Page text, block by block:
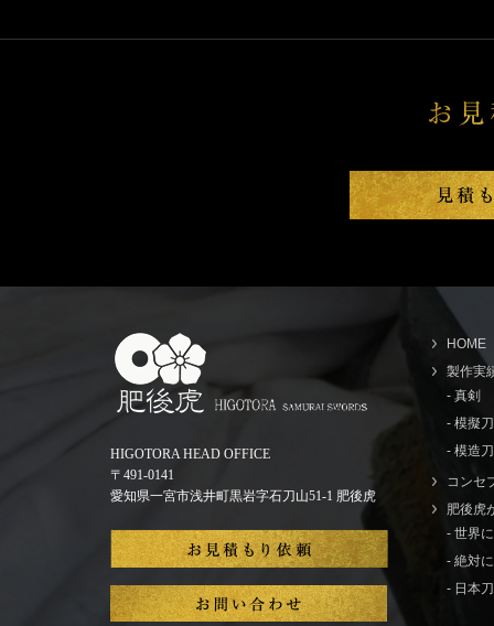
HIGOTORA HEAD OFFICE
〒491-0141
愛知県一宮市浅井町黒岩字石刀山51-1 肥後虎
HOME
製作実
- 真剣
- 模擬
- 模造刀
コンセ
肥後虎
- 世界
- 絶対
- 日本